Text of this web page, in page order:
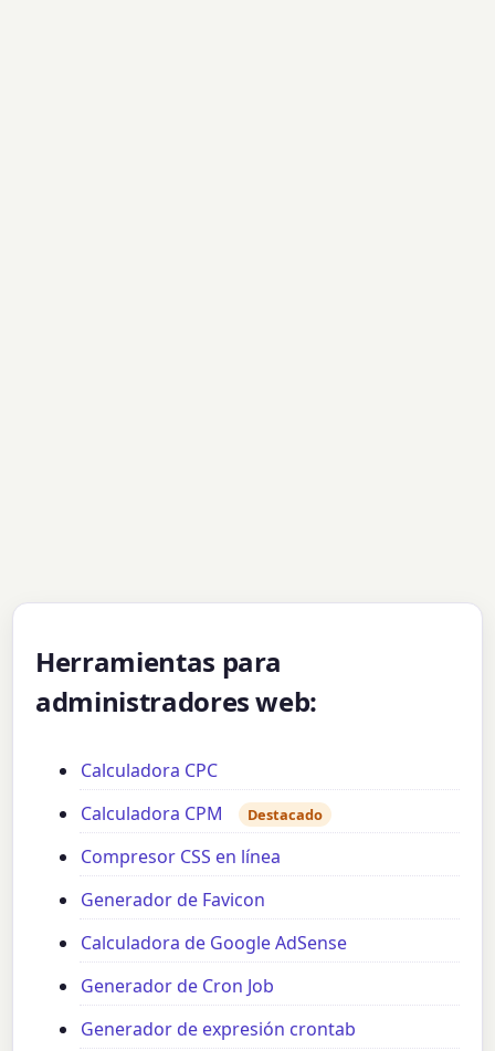
Herramientas para
administradores web:
Calculadora CPC
Calculadora CPM
Destacado
Compresor CSS en línea
Generador de Favicon
Calculadora de Google AdSense
Generador de Cron Job
Generador de expresión crontab